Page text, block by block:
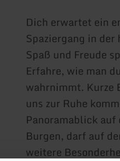
Dich erwartet ein
Spaziergang in
Spaß und Freude
Erfahre, wie man
wahrnimmt. Kurze
uns zur Ruhe
Panoramablick
Burgen, darf auf
weitere